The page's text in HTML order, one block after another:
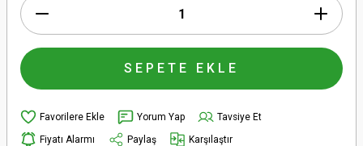
SEPETE EKLE
Yorum Yap
Tavsiye Et
Fiyatı Alarmı
Paylaş Karşılaştır